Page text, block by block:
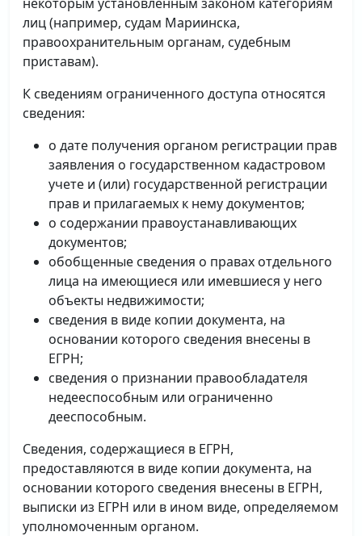
лиц (например, судам Мариинска,
правоохранительным органам, судебным
приставам).
К сведениям ограниченного доступа относятся
сведения:
о дате получения органом регистрации прав
заявления о государственном кадастровом
учете и (или) государственной регистрации
прав и прилагаемых к нему документов;
о содержании правоустанавливающих
документов;
обобщенные сведения о правах отдельного
лица на имеющиеся или имевшиеся у него
объекты недвижимости;
сведения в виде копии документа, на
основании которого сведения внесены в
ЕГРН;
сведения о признании правообладателя
недееспособным или ограниченно
дееспособным.
Сведения, содержащиеся в ЕГРН,
предоставляются в виде копии документа, на
основании которого сведения внесены в ЕГРН,
выписки из ЕГРН или в ином виде, определяемом
уполномоченным органом.